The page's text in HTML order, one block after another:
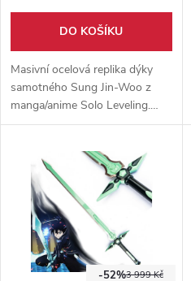
DO KOŠÍKU
Masivní ocelová replika dýky
samotného Sung Jin-Woo z
manga/anime Solo Leveling.
Velikostně 1:1 dle anime
stojánkem pro vystavení.
3 999 Kč
-52%